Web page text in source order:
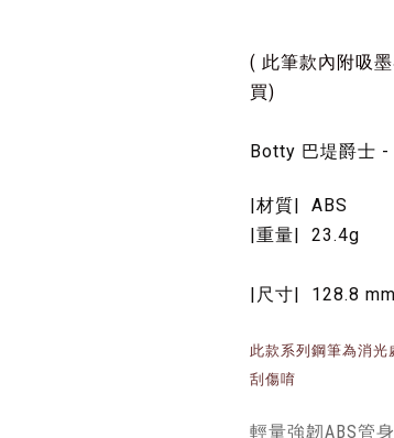
( 此筆款內附吸
買)
Botty 巴堤爵士
|材質| ABS
|重量| 23.4g
|尺寸| 128.8
此款系列鋼筆為消
刮傷唷
輕量強韌ABS管身